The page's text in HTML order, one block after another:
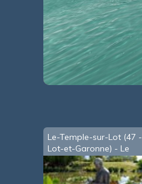
Le-Temple-sur-Lot (47 -
Lot-et-Garonne) - Le
Jardin des Nénuphars